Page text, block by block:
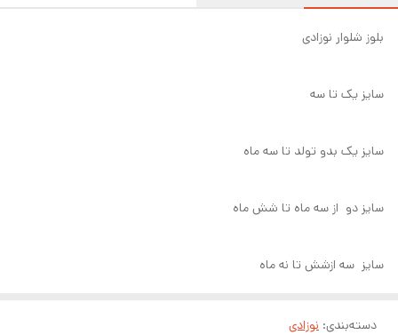
بلوز شلوار نوزادی
سایز یک تا سه
سایز یک بدو تولد تا سه ماه
سایز دو از سه ماه تا شش ماه
سایز سه ازشش تا نه ماه
دسته‌بندی: نوزادی